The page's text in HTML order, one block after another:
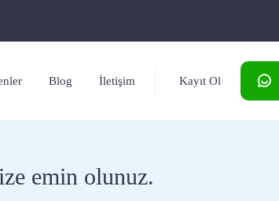
Blog İletişim Kayıt Ol
emin olunuz.